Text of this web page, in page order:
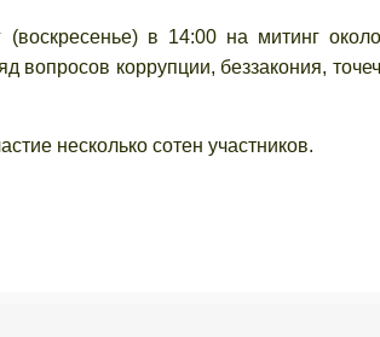
в 14:00 на митинг
вопросов коррупции, беззакония,
несколько сотен участников.